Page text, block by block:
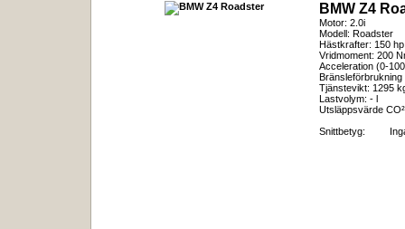
BMW Z4
Motor: 2.0i
Modell: Roadster
Hästkrafter: 150 hp
Vridmoment: 200
Acceleration (0-
Tjänstevikt: 1295
Lastvolym: - l
Utsläppsvärde
Snittbetyg: